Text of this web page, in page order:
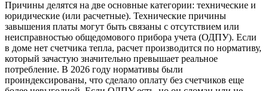
Причины делятся на две основные категории: технические и
юридические (или расчетные). Технические причины
завышения платы могут быть связаны с отсутствием или
неисправностью общедомового прибора учета (ОДПУ). Если
в доме нет счетчика тепла, расчет производится по нормативу,
который зачастую значительно превышает реальное
потребление. В 2026 году нормативы были
проиндексированы, что сделало оплату без счетчиков еще